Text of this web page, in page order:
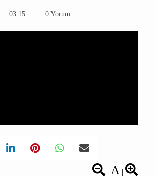
03.15 0 Yorum
| A|